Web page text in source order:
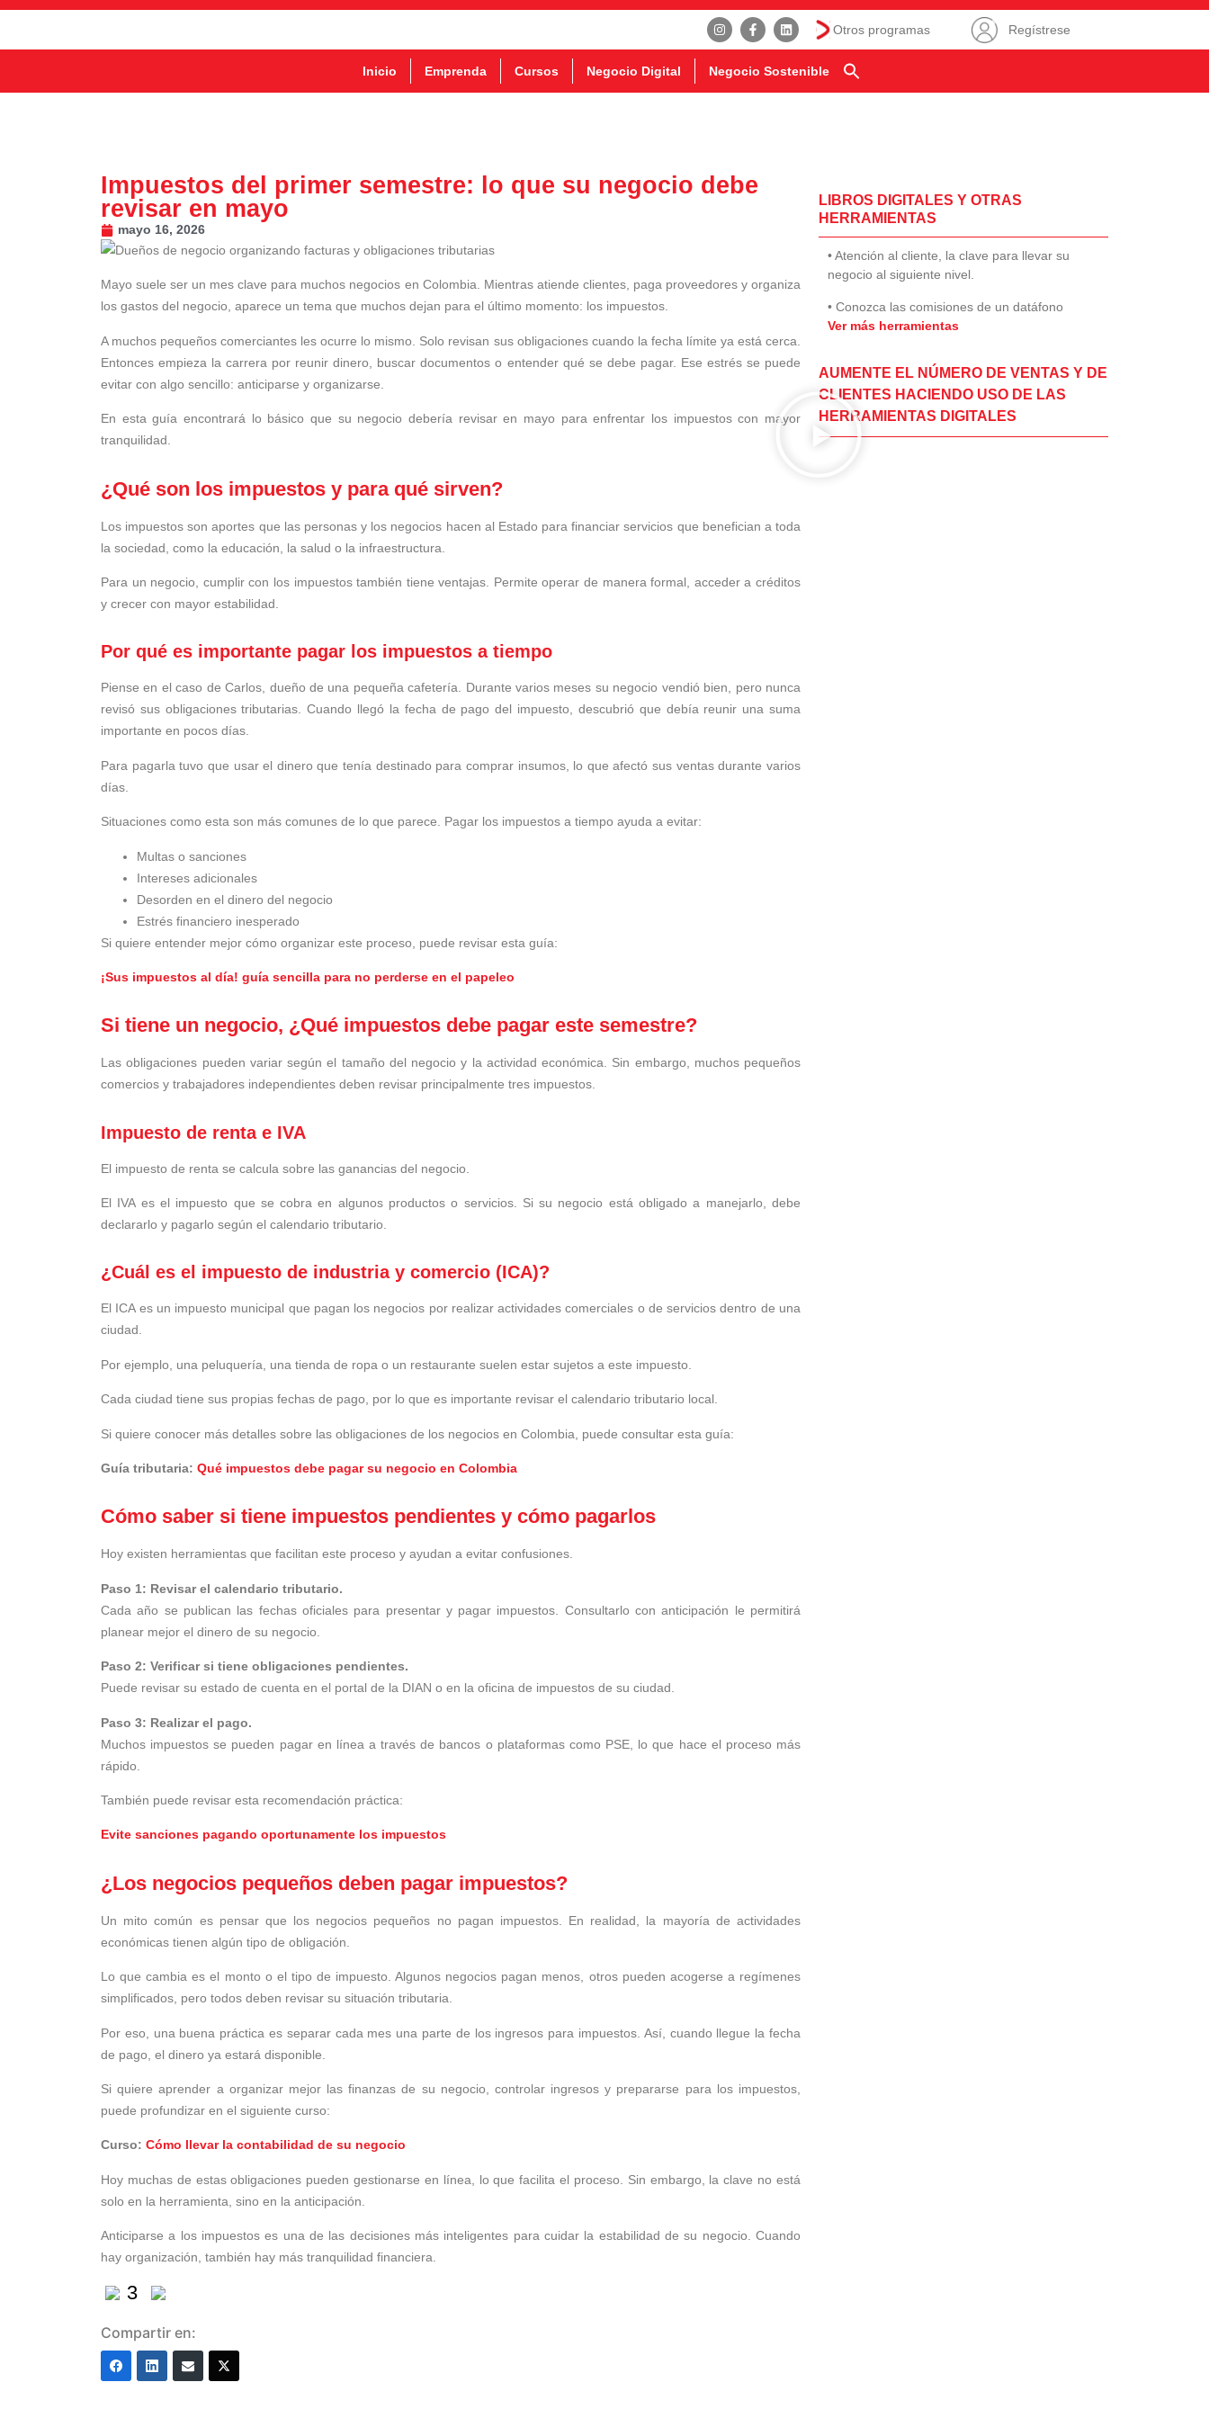
Otros programas Regístrese
Inicio Emprenda Cursos Negocio Digital Negocio Sostenible
Impuestos del primer semestre: lo que su negocio debe
revisar en mayo
mayo 16, 2026
Mayo suele ser un mes clave para muchos negocios en Colombia. Mientras atiende clientes, paga proveedores y organiza
los gastos del negocio, aparece un tema que muchos dejan para el último momento: los impuestos.
A muchos pequeños comerciantes les ocurre lo mismo. Solo revisan sus obligaciones cuando la fecha límite ya está cerca.
Entonces empieza la carrera por reunir dinero, buscar documentos o entender qué se debe pagar. Ese estrés se puede
evitar con algo sencillo: anticiparse y organizarse.
En esta guía encontrará lo básico que su negocio debería revisar en mayo para enfrentar los impuestos con mayor
tranquilidad.
¿Qué son los impuestos y para qué sirven?
Los impuestos son aportes que las personas y los negocios hacen al Estado para financiar servicios que benefician a toda
la sociedad, como la educación, la salud o la infraestructura.
Para un negocio, cumplir con los impuestos también tiene ventajas. Permite operar de manera formal, acceder a créditos
y crecer con mayor estabilidad.
Por qué es importante pagar los impuestos a tiempo
Piense en el caso de Carlos, dueño de una pequeña cafetería. Durante varios meses su negocio vendió bien, pero nunca
revisó sus obligaciones tributarias. Cuando llegó la fecha de pago del impuesto, descubrió que debía reunir una suma
importante en pocos días.
Para pagarla tuvo que usar el dinero que tenía destinado para comprar insumos, lo que afectó sus ventas durante varios
días.
Situaciones como esta son más comunes de lo que parece. Pagar los impuestos a tiempo ayuda a evitar:
Multas o sanciones
Intereses adicionales
Desorden en el dinero del negocio
Estrés financiero inesperado
Si quiere entender mejor cómo organizar este proceso, puede revisar esta guía:
¡Sus impuestos al día! guía sencilla para no perderse en el papeleo
Si tiene un negocio, ¿Qué impuestos debe pagar este semestre?
Las obligaciones pueden variar según el tamaño del negocio y la actividad económica. Sin embargo, muchos pequeños
comercios y trabajadores independientes deben revisar principalmente tres impuestos.
Impuesto de renta e IVA
El impuesto de renta se calcula sobre las ganancias del negocio.
El IVA es el impuesto que se cobra en algunos productos o servicios. Si su negocio está obligado a manejarlo, debe
declararlo y pagarlo según el calendario tributario.
¿Cuál es el impuesto de industria y comercio (ICA)?
El ICA es un impuesto municipal que pagan los negocios por realizar actividades comerciales o de servicios dentro de una
ciudad.
Por ejemplo, una peluquería, una tienda de ropa o un restaurante suelen estar sujetos a este impuesto.
Cada ciudad tiene sus propias fechas de pago, por lo que es importante revisar el calendario tributario local.
Si quiere conocer más detalles sobre las obligaciones de los negocios en Colombia, puede consultar esta guía:
Guía tributaria: Qué impuestos debe pagar su negocio en Colombia
Cómo saber si tiene impuestos pendientes y cómo pagarlos
Hoy existen herramientas que facilitan este proceso y ayudan a evitar confusiones.
Paso 1: Revisar el calendario tributario.
Cada año se publican las fechas oficiales para presentar y pagar impuestos. Consultarlo con anticipación le permitirá
planear mejor el dinero de su negocio.
Paso 2: Verificar si tiene obligaciones pendientes.
Puede revisar su estado de cuenta en el portal de la DIAN o en la oficina de impuestos de su ciudad.
Paso 3: Realizar el pago.
Muchos impuestos se pueden pagar en línea a través de bancos o plataformas como PSE, lo que hace el proceso más
rápido.
También puede revisar esta recomendación práctica:
Evite sanciones pagando oportunamente los impuestos
¿Los negocios pequeños deben pagar impuestos?
Un mito común es pensar que los negocios pequeños no pagan impuestos. En realidad, la mayoría de actividades
económicas tienen algún tipo de obligación.
Lo que cambia es el monto o el tipo de impuesto. Algunos negocios pagan menos, otros pueden acogerse a regímenes
simplificados, pero todos deben revisar su situación tributaria.
Por eso, una buena práctica es separar cada mes una parte de los ingresos para impuestos. Así, cuando llegue la fecha
de pago, el dinero ya estará disponible.
Si quiere aprender a organizar mejor las finanzas de su negocio, controlar ingresos y prepararse para los impuestos,
puede profundizar en el siguiente curso:
Curso: Cómo llevar la contabilidad de su negocio
Hoy muchas de estas obligaciones pueden gestionarse en línea, lo que facilita el proceso. Sin embargo, la clave no está
solo en la herramienta, sino en la anticipación.
Anticiparse a los impuestos es una de las decisiones más inteligentes para cuidar la estabilidad de su negocio. Cuando
hay organización, también hay más tranquilidad financiera.
3
Compartir en:
LIBROS DIGITALES Y OTRAS
HERRAMIENTAS
• Atención al cliente, la clave para llevar su
negocio al siguiente nivel.
• Conozca las comisiones de un datáfono
Ver más herramientas
AUMENTE EL NÚMERO DE VENTAS Y DE
CLIENTES HACIENDO USO DE LAS
HERRAMIENTAS DIGITALES